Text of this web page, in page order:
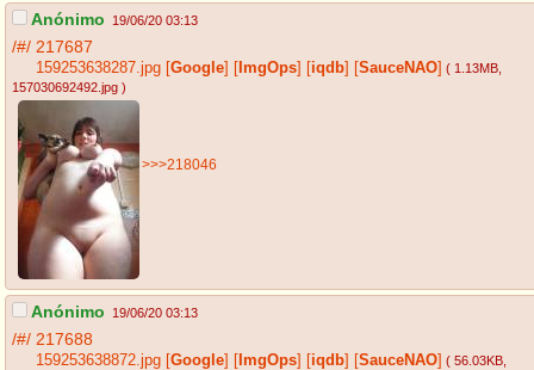
Anónimo 19/06/20 03:13
/#/ 217687
159253638287.jpg [Google] [ ImgOps] [iqdb] [SauceNAO] ( 1.13MB
157030692492.jpg )
>>>218046
Anónimo 19/06/20 03:13
/#/ 217688
159253638872.jpg [Google] [ ImgOps] [iqdb] [SauceNAO] ( 56.03KB